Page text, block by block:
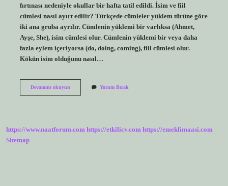
fırtınası nedeniyle okullar bir hafta tatil edildi. İsim ve fiil
cümlesi nasıl ayırt edilir? Türkçede cümleler yüklem türüne göre
iki ana gruba ayrılır. Cümlenin yüklemi bir varlıksa (Ahmet,
Ayşe, She), isim cümlesi olur. Cümlenin yüklemi bir veya daha
fazla eylem içeriyorsa (do, doing, coming), fiil cümlesi olur.
Kökün isim olduğunu nasıl…
Devamını okuyunYüklemin
Nasıl
Yorum Bırak
https://www.naatforum.com https://etkilicv.com https://emeklimaasi.com
Sitemap